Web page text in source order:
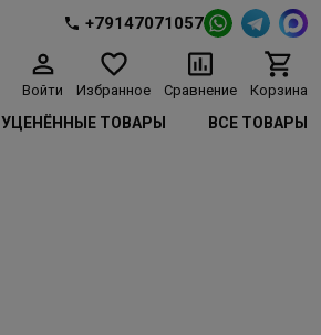
+79147071057
Войти Избранное Сравнение Корзина
УЦЕНЁННЫЕ ТОВАРЫ ВСЕ ТОВАРЫ